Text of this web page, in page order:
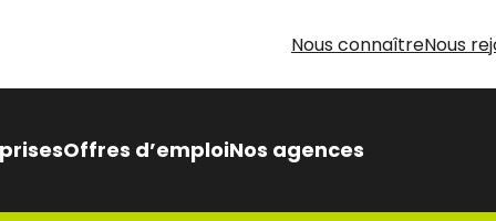
Nous connaîtreNous
Offres d’emploiNos agences